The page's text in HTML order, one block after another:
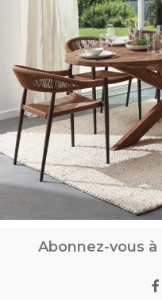
Abonnez-vous à